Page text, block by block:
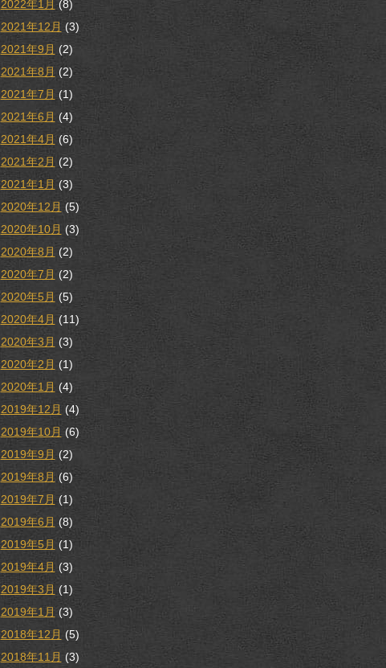
2022年1月 (8)
2021年12月 (3)
2021年9月 (2)
2021年8月 (2)
2021年7月 (1)
2021年6月 (4)
2021年4月 (6)
2021年2月 (2)
2021年1月 (3)
2020年12月 (5)
2020年10月 (3)
2020年8月 (2)
2020年7月 (2)
2020年5月 (5)
2020年4月 (11)
2020年3月 (3)
2020年2月 (1)
2020年1月 (4)
2019年12月 (4)
2019年10月 (6)
2019年9月 (2)
2019年8月 (6)
2019年7月 (1)
2019年6月 (8)
2019年5月 (1)
2019年4月 (3)
2019年3月 (1)
2019年1月 (3)
2018年12月 (5)
2018年11月 (3)